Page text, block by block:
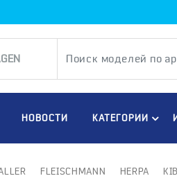
НОВОСТИ КАТЕГОРИИ
FLEISCHMANN HERPA